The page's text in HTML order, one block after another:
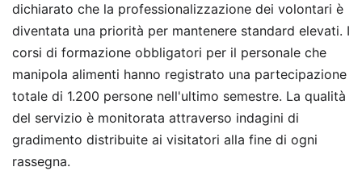
dichiarato che la professionalizzazione dei volontari è
diventata una priorità per mantenere standard elevati. I
corsi di formazione obbligatori per il personale che
manipola alimenti hanno registrato una partecipazione
totale di 1.200 persone nell'ultimo semestre. La qualità
del servizio è monitorata attraverso indagini di
gradimento distribuite ai visitatori alla fine di ogni
rassegna.